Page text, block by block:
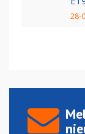
28-